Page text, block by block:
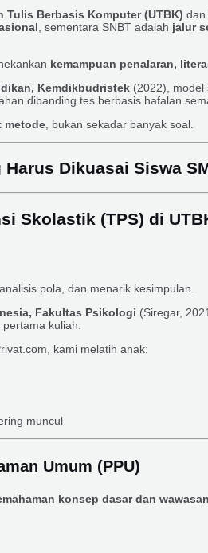
Tulis Berbasis Komputer (UTBK) dan
, sementara SNBT adalah jalur
kemampuan penalaran,
Kemdikbudristek (2022), model
dibanding tes berbasis hafalan
metode , bukan sekadar banyak soal.
Dikuasai Siswa
Skolastik (TPS) di
pola, dan menarik kesimpulan.
Fakultas Psikologi (Siregar,
kuliah.
kami melatih anak:
muncul
Umum (PPU)
konsep dasar dan